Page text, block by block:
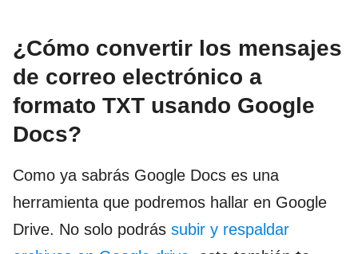
¿Cómo convertir los mensajes
de correo electrónico a
formato TXT usando Google
Docs?
Como ya sabrás Google Docs es una
herramienta que podremos hallar en Google
Drive. No solo podrás subir y respaldar